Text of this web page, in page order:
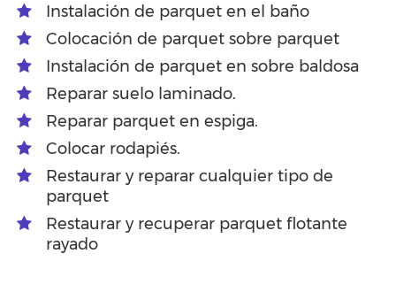
Instalación de parquet en el baño
Colocación de parquet sobre parquet
Instalación de parquet en sobre baldosa
Reparar suelo laminado.
Reparar parquet en espiga.
Colocar rodapiés.
Restaurar y reparar cualquier tipo de
parquet
Restaurar y recuperar parquet flotante
rayado